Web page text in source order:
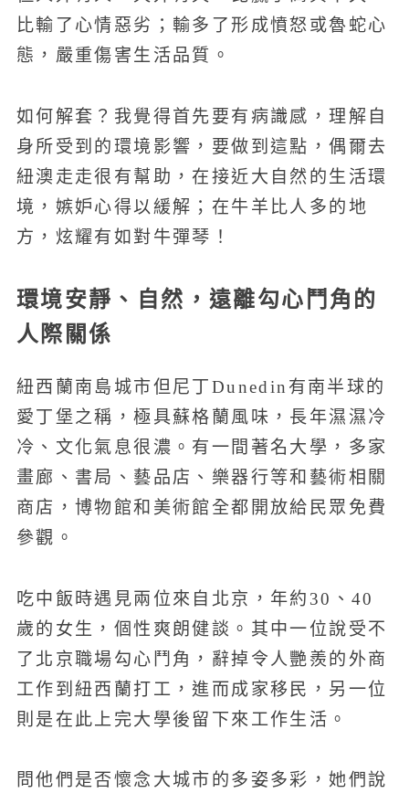
比輸了心情惡劣；輸多了形成憤怒或魯蛇心
態，嚴重傷害生活品質。
如何解套？我覺得首先要有病識感，理解自
身所受到的環境影響，要做到這點，偶爾去
紐澳走走很有幫助，在接近大自然的生活環
境，嫉妒心得以緩解；在牛羊比人多的地
方，炫耀有如對牛彈琴！
環境安靜、自然，遠離勾心鬥角的
人際關係
紐西蘭南島城市但尼丁Dunedin有南半球的
愛丁堡之稱，極具蘇格蘭風味，長年濕濕冷
冷、文化氣息很濃。有一間著名大學，多家
畫廊、書局、藝品店、樂器行等和藝術相關
商店，博物館和美術館全都開放給民眾免費
參觀。
吃中飯時遇見兩位來自北京，年約30、40
歲的女生，個性爽朗健談。其中一位說受不
了北京職場勾心鬥角，辭掉令人艷羨的外商
工作到紐西蘭打工，進而成家移民，另一位
則是在此上完大學後留下來工作生活。
問他們是否懷念大城市的多姿多彩，她們說